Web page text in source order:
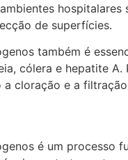
de superfícies.
também é
cólera e hepatite
cloração e a
é um processo